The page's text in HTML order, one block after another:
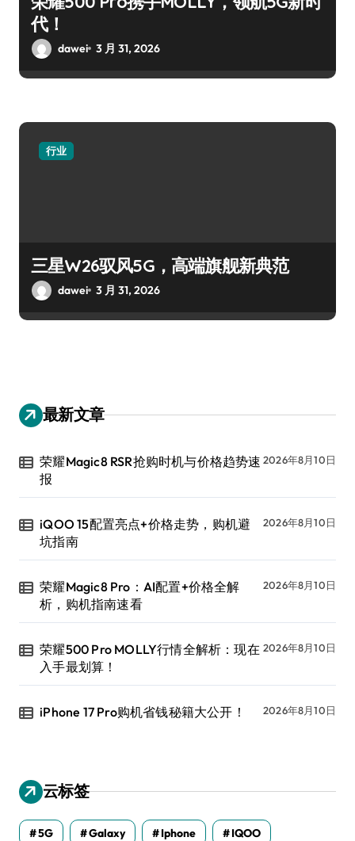
代！
dawei 3 月 31, 2026
行业
三星W26驭风5G，高端旗舰新典范
dawei 3 月 31, 2026
最新文章
荣耀Magic8 RSR抢购时机与价格趋势速
报
2026年8月10日
iQOO 15配置亮点+价格走势，购机避
坑指南
2026年8月10日
荣耀Magic8 Pro：AI配置+价格全解
析，购机指南速看
2026年8月10日
荣耀500 Pro MOLLY行情全解析：现在
入手最划算！
2026年8月10日
iPhone 17 Pro购机省钱秘籍大公开！ 2026年8月10日
云标签
5G Galaxy Iphone IQOO